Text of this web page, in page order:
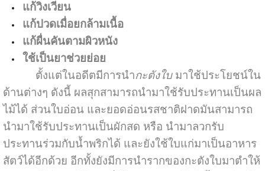
แก้วิงเวียน
แก้ปวดเมื่อยกล้ามเนื้อ
แก้ผื่นคันตามผิวหนัง
ใช้เป็นยาช่วยย่อย
ตั้งแต่ในอดีตมีการนำกะตังใบมาใช้ประโยชน์ใน
ด้านต่างๆ ดังนี้ ผลสุกสามารถนำมาใช้รับประทานเป็นผล
ไม้ได้ ส่วนใบอ่อน และยอดอ่อนรสชาติฝาดมันสามารถ
นำมาใช้รับประทานเป็นผักสด หรือ นำมาลวกรับ
ประทานร่วมกับน้ำพริกได้ และยังใช้ใบแก่มาเป็นอาหาร
สัตว์ได้อีกด้วย อีกทั้งยังมีการนำรากของกะตังใบมาตำให้